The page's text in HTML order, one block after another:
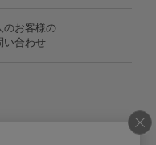
のお客様の
い合わせ